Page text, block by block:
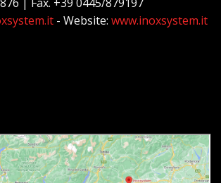
- Website: www.inoxsystem.it